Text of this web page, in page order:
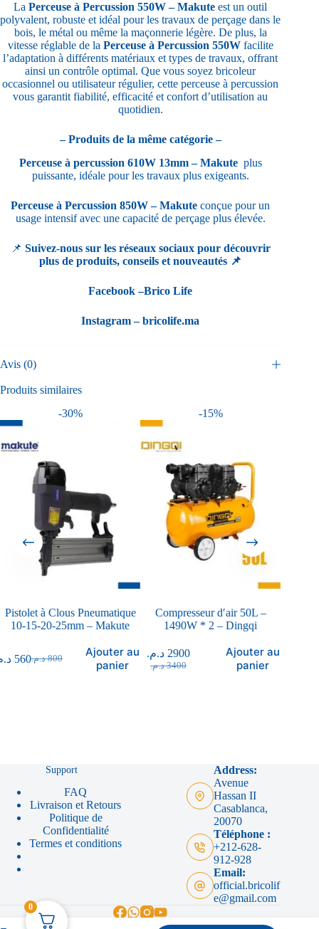
LaPerceuse à Percussion 550W – Makute est un outil
polyvalent, robuste et idéal pour les travaux de perçage dans le
bois, le métal ou même la maçonnerie légère. De plus, la
vitesse réglable de la Perceuse à Percussion 550Wfacilite
l’adaptation à différents matériaux et types de travaux, offrant
ainsi un contrôle optimal. Que vous soyez bricoleur
occasionnel ou utilisateur régulier, cette perceuse à percussion
vous garantit fiabilité, efficacité et confort d’utilisation au
quotidien.
– Produits de la même catégorie –
Perceuse à percussion 610W 13mm – Makuteplus
puissante, idéale pour les travaux plus exigeants.
Perceuse à Percussion 850W – Makute conçue pour un
usage intensif avec une capacité de perçage plus élevée.
📌 Suivez-nous sur les réseaux sociaux pour découvrir
plus de produits, conseils et nouveautés 📌
Facebook –Brico Life
Instagram –bricolife.ma
Avis (0)
Produits similaires
-30%
Pistolet à Clous Pneumatique
10-15-20-25mm – Makute
800 د.م.560
Ajouter au
panier
-15%
Compresseur d′air 50L –
1490W * 2 – Dingqi
3400 د.م.
2900 د.م.
Ajouter au
panier
Support
FAQ
Livraison et Retours
Politique de
Confidentialité
Termes et conditions
Address:
Avenue
Hassan II
Casablanca,
20070
Téléphone :
+212-628-
912-928
Email:
official.bricolif
e@gmail.com
0